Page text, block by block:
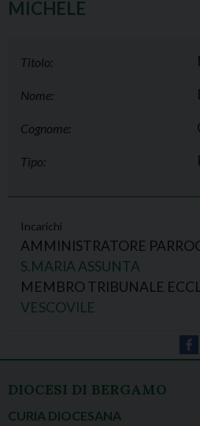
MICHELE
Titolo:
Nome:
Cognome:
Tipo:
Incarichi
AMMINISTRATORE
S.MARIA ASSUNTA
MEMBRO TRIBUNALE
VESCOVILE
DIOCESI DI BERGAMO
CURIA DIOCESANA